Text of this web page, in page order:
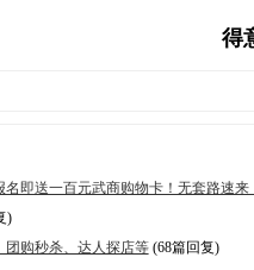
得
即送一百元武商购物卡！无套路速来
)
购秒杀、达人探店等(68篇回复)